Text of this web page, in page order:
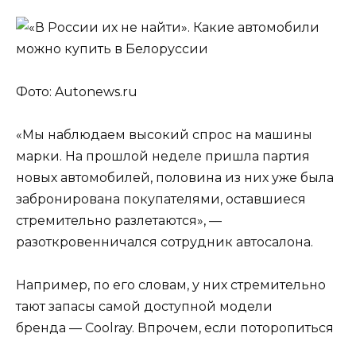
Фото: Autonews.ru
«Мы наблюдаем высокий спрос на машины
марки. На прошлой неделе пришла партия
новых автомобилей, половина из них уже была
забронирована покупателями, оставшиеся
стремительно разлетаются», —
разоткровенничался сотрудник автосалона.
Например, по его словам, у них стремительно
тают запасы самой доступной модели
бренда — Coolray. Впрочем, если поторопиться